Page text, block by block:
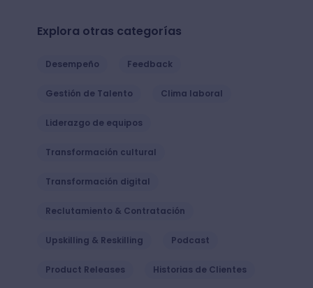
Explora otras categorías
Desempeño Feedback
Gestión de Talento Clima laboral
Liderazgo de equipos
Transformación cultural
Transformación digital
Reclutamiento & Contratación
Upskilling & Reskilling Podcast
Product Releases Historias de Clientes